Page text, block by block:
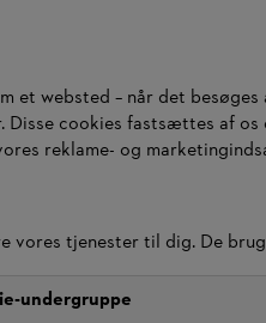
websted – når det
cookies fastsættes af
reklame- og
vores tjenester til dig. De
undergruppe